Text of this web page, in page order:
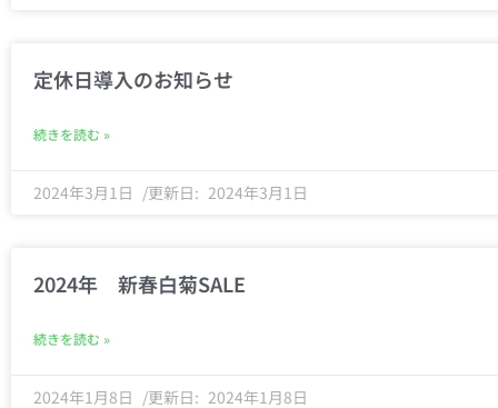
定休日導入のお知らせ
続きを読む »
2024年3月1日 2024年3月1日
2024年 新春白菊SALE
続きを読む »
2024年1月8日 2024年1月8日